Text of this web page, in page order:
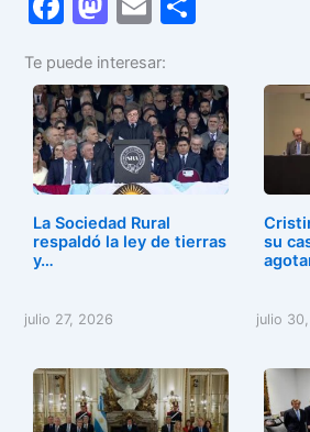
c
e
b
o
o
k
st
o
d
o
n
ai
l
m
p
ar
tir
Te puede interesar:
La Sociedad Rural
respaldó la ley de tierras
y…
julio 27, 2026
su
julio